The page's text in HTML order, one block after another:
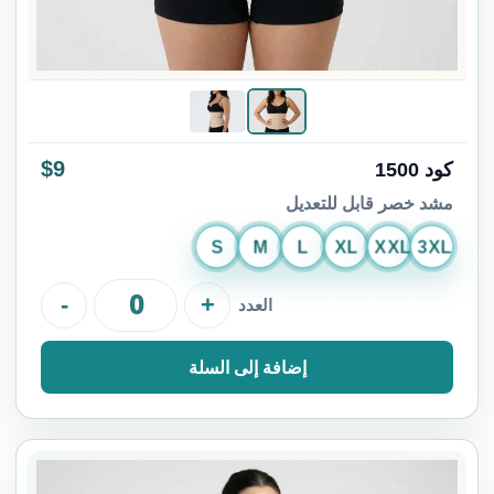
كود 1500 $9
مشد خصر قابل للتعديل
S M L XL XXL 3XL
العدد - +
إضافة إلى السلة